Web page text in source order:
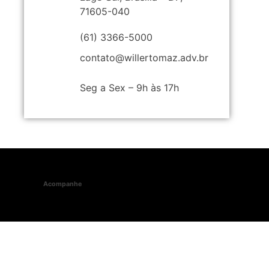
71605-040
(61) 3366-5000
contato@willertomaz.adv.br
Seg a Sex – 9h às 17h
Acompanhe